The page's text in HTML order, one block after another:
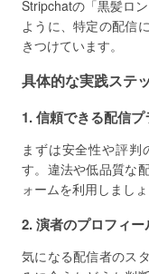
Stripchatの「黒髪ロ
ように、特定の配信
きつけています。
具体的な実践ステ
1. 信頼できる配信
まずは安全性や評判
す。違法や低品質な
ォームを利用しましょ
2. 演者のプロフィ
気になる配信者のス